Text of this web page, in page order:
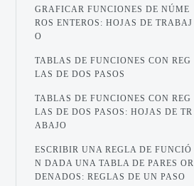
GRAFICAR FUNCIONES DE NÚME
ROS ENTEROS: HOJAS DE TRABAJ
O
TABLAS DE FUNCIONES CON REG
LAS DE DOS PASOS
TABLAS DE FUNCIONES CON REG
LAS DE DOS PASOS: HOJAS DE TR
ABAJO
ESCRIBIR UNA REGLA DE FUNCIÓ
N DADA UNA TABLA DE PARES OR
DENADOS: REGLAS DE UN PASO